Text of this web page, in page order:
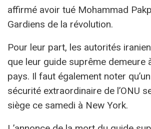
affirmé avoir tué Mohammad
Gardiens de la révolution.
Pour leur part, les autorités
que leur guide suprême demeure
pays. Il faut également noter
sécurité extraordinaire de l’ONU
siège ce samedi à New York.